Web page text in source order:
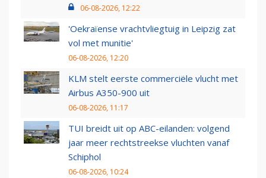
06-08-2026, 12:22
'Oekraïense vrachtvliegtuig in Leipzig zat
vol met munitie'
06-08-2026, 12:20
KLM stelt eerste commerciële vlucht met
Airbus A350-900 uit
06-08-2026, 11:17
TUI breidt uit op ABC-eilanden: volgend
jaar meer rechtstreekse vluchten vanaf
Schiphol
06-08-2026, 10:24